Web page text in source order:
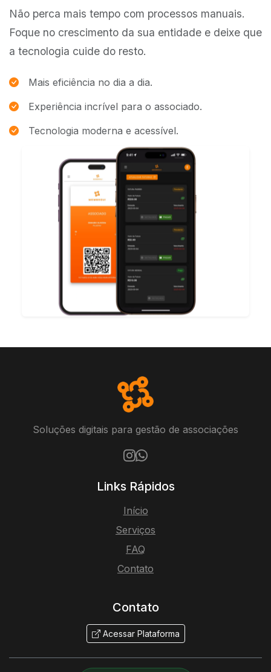
Não perca mais tempo com processos manuais.
Foque no crescimento da sua entidade e deixe que
a tecnologia cuide do resto.
Mais eficiência no dia a dia.
Experiência incrível para o associado.
Tecnologia moderna e acessível.
Soluções digitais para gestão de associações
Links Rápidos
Início
Serviços
FAQ
Contato
Contato
Acessar Plataforma